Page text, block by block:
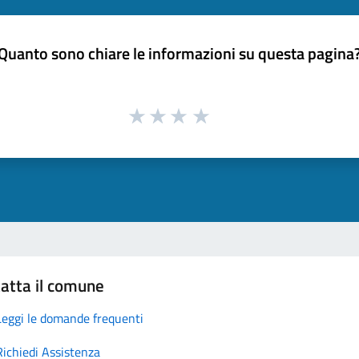
sono chiare le informazioni su questa
il comune
le domande frequenti
Assistenza